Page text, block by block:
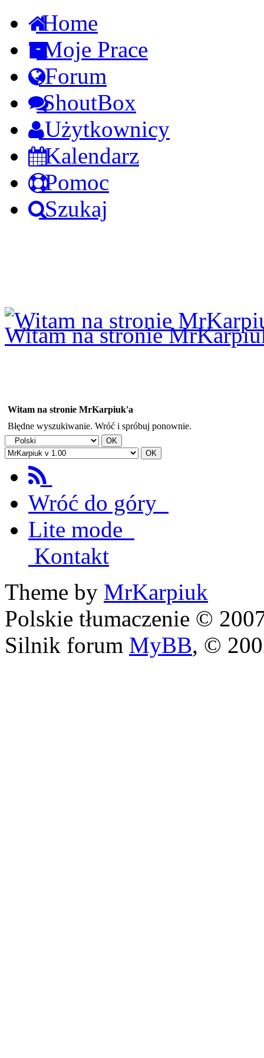
Home
Moje Prace
Forum
ShoutBox
Użytkownicy
Kalendarz
Pomoc
Szukaj
Witam na stronie
Witam na stronie MrKarpiuk'a
Błędne wyszukiwanie. Wróć i spróbuj ponownie.
Wróć do góry
Lite mode
Kontakt
Theme by MrKarpiuk
Polskie tłumaczenie ©
Silnik forum MyBB, ©